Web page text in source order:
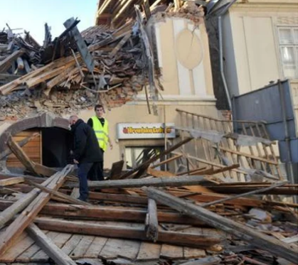
до якого Україна надасть гуманітарну
постраждала від землетрусу: загинули 7 людей,
допомоги Хорватії для подолання
йдеться, та на яку суму її виділять, в
указі
не
хорватам, які постраждали від